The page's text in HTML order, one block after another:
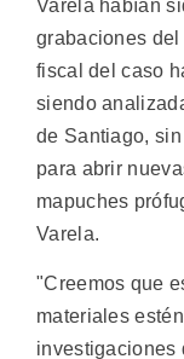
Varela habían
grabaciones del
fiscal del caso
siendo
de Santiago,
para abrir
mapuches
Varela.
"Creemos que
materiales
investigaciones